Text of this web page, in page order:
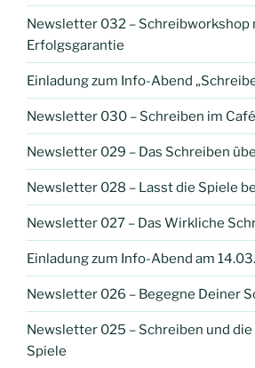
Newsletter 032 – Schreibworkshop
Erfolgsgarantie
Einladung zum Info-Abend
Newsletter 030 – Schreiben im Café
Newsletter 029 – Das Schreiben
Newsletter 028 – Lasst die Spiele
Newsletter 027 – Das Wirkliche
Einladung zum Info-Abend am
Newsletter 026 – Begegne Deiner
Newsletter 025 – Schreiben und
Spiele